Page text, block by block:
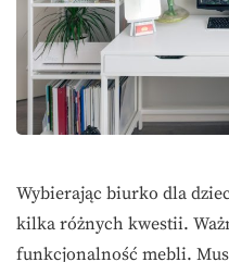
Wybierając biurko dla
kilka różnych kwestii.
funkcjonalność mebli.